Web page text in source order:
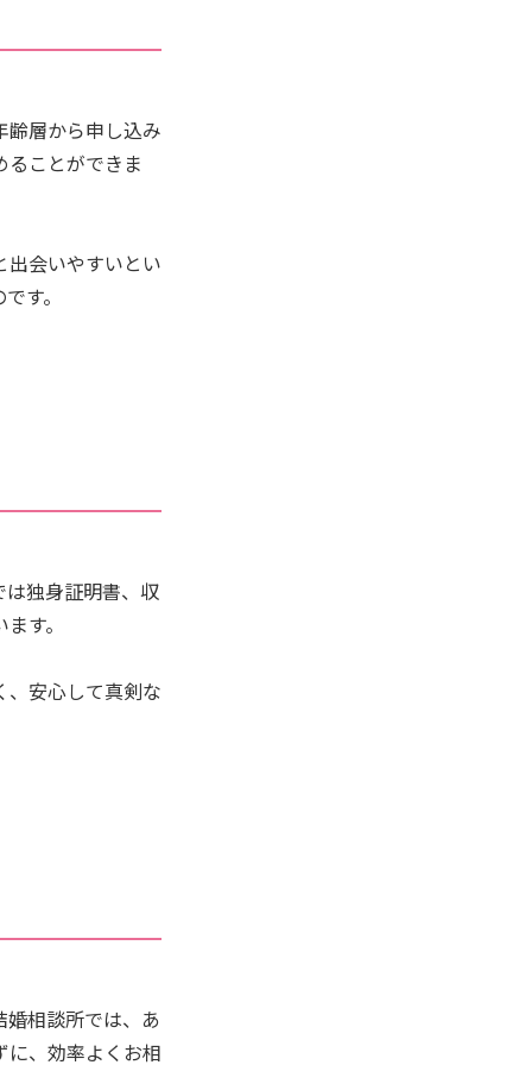
齢層から申し込み
ことができま
出会いやすいとい
す。
独身証明書、収
す。
、安心して真剣な
相談所では、あ
に、効率よくお相